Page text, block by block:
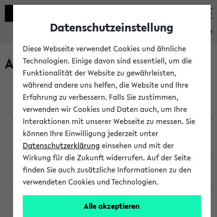
eKVV
Archivierte Studiengänge
Anglistik: British and American Studies / B.A.
(Einschreibung bis WiSe 16/17)
Anglistik: British and American Studies / B.A.
(Einschreibung bis SoSe 2015)
Anglistik: British and American Studies / B.A.
(Einschreibung bis SoSe 2013)
Anglistik: British and American Studies / Ba
(Einschreibung bis SoSe 2011)
Datenschutzeinstellung
Diese Webseite verwendet Cookies und ähnliche
Technologien. Einige davon sind essentiell, um die
Funktionalität der Website zu gewährleisten,
während andere uns helfen, die Website und Ihre
Erfahrung zu verbessern. Falls Sie zustimmen,
verwenden wir Cookies und Daten auch, um Ihre
Interaktionen mit unserer Webseite zu messen. Sie
können Ihre Einwilligung jederzeit unter
Datenschutzerklärung einsehen und mit der
Wirkung für die Zukunft widerrufen. Auf der Seite
finden Sie auch zusätzliche Informationen zu den
verwendeten Cookies und Technologien.
Alle akzeptieren